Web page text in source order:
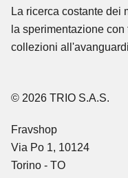
La ricerca costante dei
la sperimentazione
collezioni
© 2026 TRIO S.A.S.
Fravshop
Via Po 1, 10124
Torino - TO